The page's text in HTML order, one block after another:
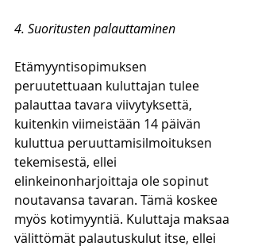
4. Suoritusten palauttaminen
Etämyyntisopimuksen
peruutettuaan kuluttajan tulee
palauttaa tavara viivytyksettä,
kuitenkin viimeistään 14 päivän
kuluttua peruuttamisilmoituksen
tekemisestä, ellei
elinkeinonharjoittaja ole sopinut
noutavansa tavaran. Tämä koskee
myös kotimyyntiä. Kuluttaja maksaa
välittömät palautuskulut itse, ellei